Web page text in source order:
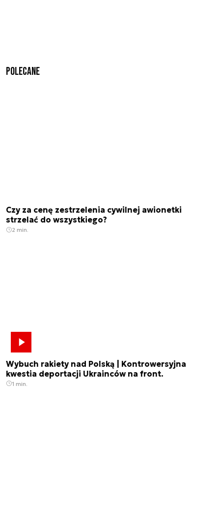
Polecane
Czy za cenę zestrzelenia cywilnej awionetki
strzelać do wszystkiego?
2 min.
Wybuch rakiety nad Polską | Kontrowersyjna
kwestia deportacji Ukrainców na front.
1 min.